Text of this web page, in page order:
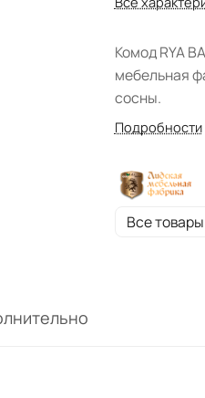
Комод RYA
мебельная
сосны.
Подробности
Все